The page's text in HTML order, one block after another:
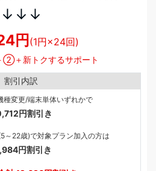
↓↓↓
円 (1円×24回)
＋新トクするサポート
割引内訳
変更/端末単体いずれかで
円割引き
22歳)で対象プラン加入の方は
円割引き